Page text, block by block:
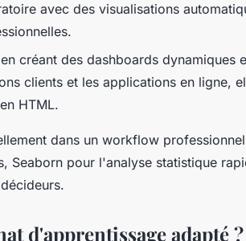
avec des visualisations
créant des dashboards dynamiques
clients et les applications en ligne,
HTML.
dans un workflow
Seaborn pour l'analyse statistique
d'apprentissage adapté ?